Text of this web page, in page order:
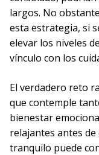
largos. No
esta estrategia, si
elevar los niveles
vínculo con los
El verdadero reto
que contemple
bienestar
relajantes antes
tranquilo puede